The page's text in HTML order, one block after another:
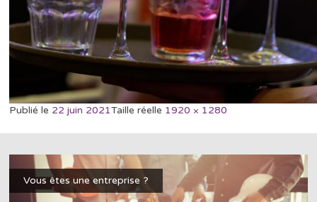
Publié le 22 juin 2021Taille réelle 1920 × 1280
Vous êtes une entreprise ?